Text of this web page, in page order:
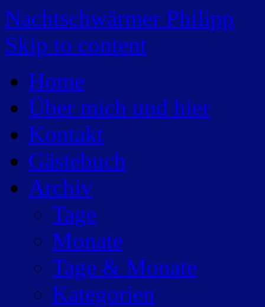
Nachtschwärmer Philipp
Skip to content
Home
Über mich und hier
Kontakt
Gästebuch
Archiv
Tage
Monate
Tage & Monate
Kategorien